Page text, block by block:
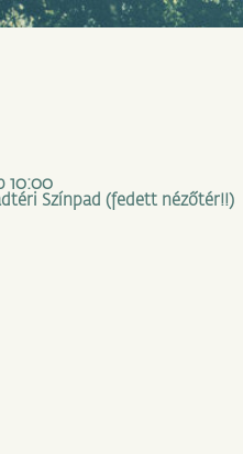
10:00
Színpad (fedett nézőtér!!)